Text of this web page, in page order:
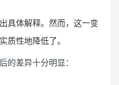
具体解释。然而，这一变
质性地降低了。
的差异十分明显：